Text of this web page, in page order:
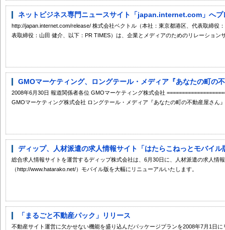
ネットビジネス専門ニュースサイト「japan.internet.com」へプ
http://japan.internet.com/release/ 株式会社ベクトル（本社：東京都港区、代表取締役
表取締役：山田 健介、以下：PR TIMES）は、企業とメディアのためのリレーション
GMOマーケティング、ロングテール・メディア『あなたの町の
2008年6月30日 報道関係者各位 GMOマーケティング株式会社
GMOマーケティング株式会社 ロングテール・メディア『あなたの町の不動産屋さん
ディップ、人材派遣の求人情報サイト「はたらこねっとモバイル
総合求人情報サイトを運営するディップ株式会社は、6月30日に、人材派遣の求人情
（http://www.hatarako.net/）モバイル版を大幅にリニューアルいたします。
「まるごと不動産パック」リリース
不動産サイト運営に欠かせない機能を盛り込んだパッケージプランを2008年7月1日